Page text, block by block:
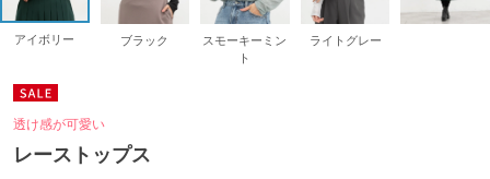
アイボリー ブラック
スモーキーミン
ト
ライトグレー
透け感が可愛い
レーストップス